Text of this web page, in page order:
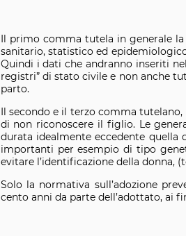
Il primo comma tutela in generale
sanitario, statistico ed
Quindi i dati che andranno inseriti
registri” di stato civile e non anche
parto.
Il secondo e il terzo comma tutelano,
di non riconoscere il figlio. Le
durata idealmente eccedente quella
importanti per esempio di tipo
evitare l’identificazione della donna,
Solo la normativa sull’adozione
cento anni da parte dell’adottato, ai